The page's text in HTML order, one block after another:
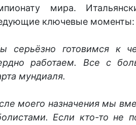
мира.
ключевые моменты:
серьёзно готовимся к
работаем. Все с
мундиаля.
моего назначения мы
Если кто-то не